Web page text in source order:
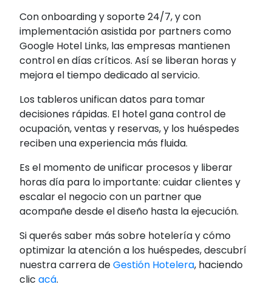
Con onboarding y soporte 24/7, y con
implementación asistida por partners como
Google Hotel Links, las empresas mantienen
control en días críticos. Así se liberan horas y
mejora el tiempo dedicado al servicio.
Los tableros unifican datos para tomar
decisiones rápidas. El hotel gana control de
ocupación, ventas y reservas, y los huéspedes
reciben una experiencia más fluida.
Es el momento de unificar procesos y liberar
horas día para lo importante: cuidar clientes y
escalar el negocio con un partner que
acompañe desde el diseño hasta la ejecución.
Si querés saber más sobre hotelería y cómo
optimizar la atención a los huéspedes, descubrí
nuestra carrera deGestión Hotelera, haciendo
clicacá.